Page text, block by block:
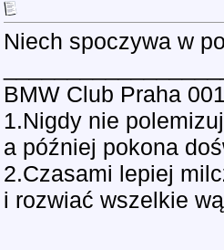
Niech spoczywa w
BMW Club Praha
1.Nigdy nie
a później pokona
2.Czasami lepiej
i rozwiać wszelkie